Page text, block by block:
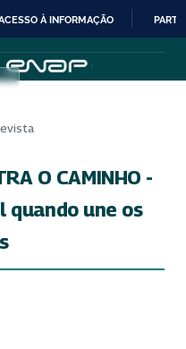
À INFORMAÇÃO
O CAMINHO -
quando une os